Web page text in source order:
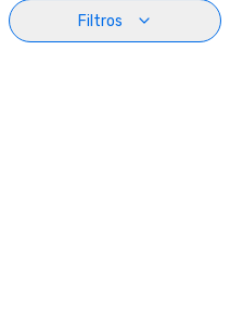
Filtros